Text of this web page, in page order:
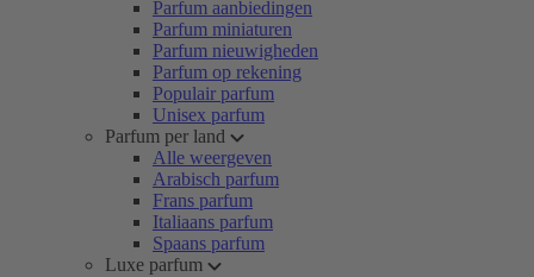
Parfum aanbiedingen
Parfum miniaturen
Parfum nieuwigheden
Parfum op rekening
Populair parfum
Unisex parfum
Parfum per land
Alle weergeven
Arabisch parfum
Frans parfum
Italiaans parfum
Spaans parfum
Luxe parfum